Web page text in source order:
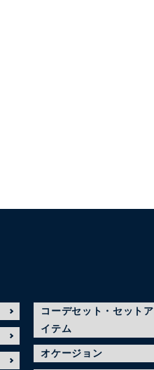
コーデセット・セットア
イテム
オケージョン